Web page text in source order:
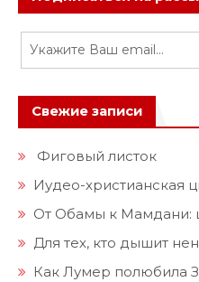
Свежие записи
Фиговый листок
Иудео-христианская
От Обамы к Мамдани:
Для тех, кто дышит
Как Лумер полюбила